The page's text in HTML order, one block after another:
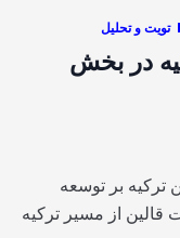
تویت و تحلیل
در بخش
ترکیه بر توسعه
از مسیر ترکیه